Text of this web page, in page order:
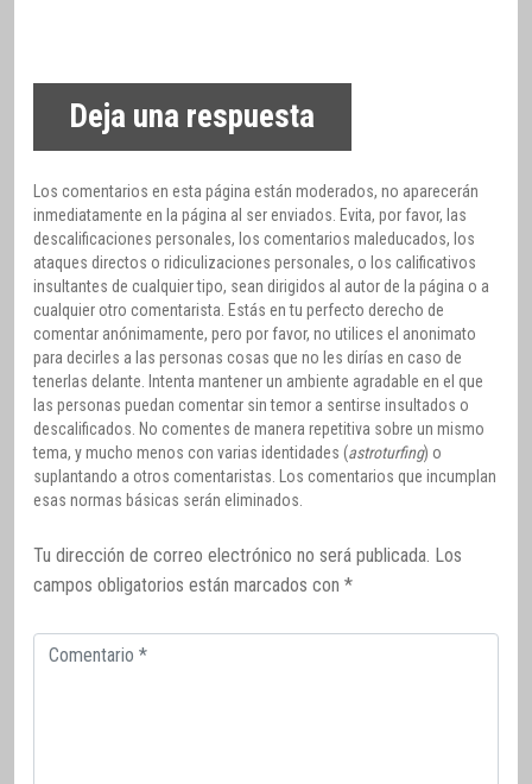
Deja una respuesta
Los comentarios en esta página están moderados, no aparecerán
inmediatamente en la página al ser enviados. Evita, por favor, las
descalificaciones personales, los comentarios maleducados, los
ataques directos o ridiculizaciones personales, o los calificativos
insultantes de cualquier tipo, sean dirigidos al autor de la página o a
cualquier otro comentarista. Estás en tu perfecto derecho de
comentar anónimamente, pero por favor, no utilices el anonimato
para decirles a las personas cosas que no les dirías en caso de
tenerlas delante. Intenta mantener un ambiente agradable en el que
las personas puedan comentar sin temor a sentirse insultados o
descalificados. No comentes de manera repetitiva sobre un mismo
tema, y mucho menos con varias identidades (astroturfing) o
suplantando a otros comentaristas. Los comentarios que incumplan
esas normas básicas serán eliminados.
Tu dirección de correo electrónico no será publicada. Los
campos obligatorios están marcados con *
Comentario